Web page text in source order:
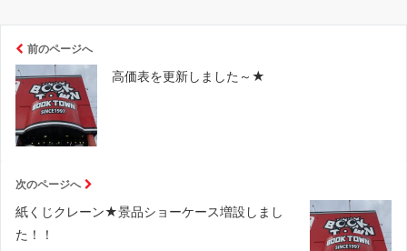
前のページへ
高価表を更新しました～★
次のページへ
紙くじクレーン★景品ショーケース増設しまし
た！！